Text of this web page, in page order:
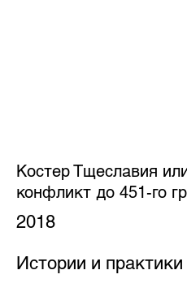
Костер Тщеславия
конфликт до 451-го
2018
Истории и практики